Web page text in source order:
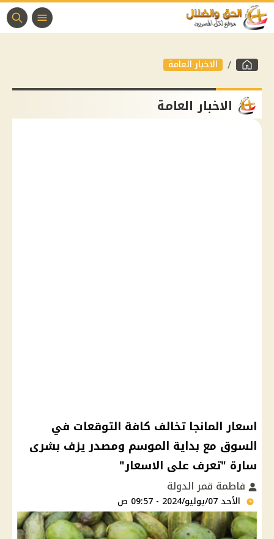
الاخبار العامة
الاخبار العامة
اسعار المانجا تخالف كافة التوقعات في
السوق مع بداية الموسم ومصدر يزف بشرى
سارة "تعرف على الاسعار"
فاطمة قمر الدولة
الأحد 07/يوليو/2024 - 09:57 ص